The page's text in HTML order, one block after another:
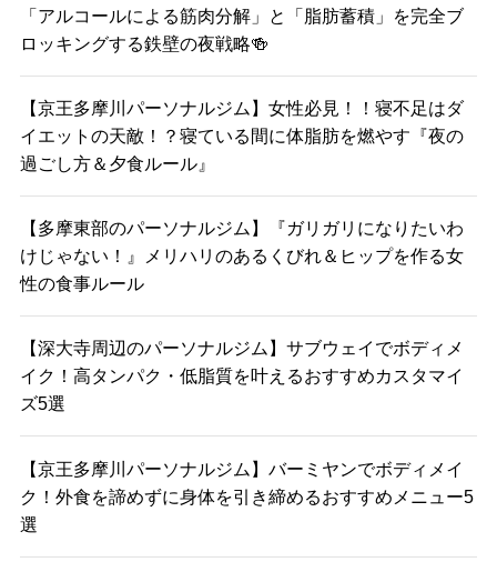
「アルコールによる筋肉分解」と「脂肪蓄積」を完全ブ
ロッキングする鉄壁の夜戦略🍻
【京王多摩川パーソナルジム】女性必見！！寝不足はダ
イエットの天敵！？寝ている間に体脂肪を燃やす『夜の
過ごし方＆夕食ルール』
【多摩東部のパーソナルジム】『ガリガリになりたいわ
けじゃない！』メリハリのあるくびれ＆ヒップを作る女
性の食事ルール
【深大寺周辺のパーソナルジム】サブウェイでボディメ
イク！高タンパク・低脂質を叶えるおすすめカスタマイ
ズ5選
【京王多摩川パーソナルジム】バーミヤンでボディメイ
ク！外食を諦めずに身体を引き締めるおすすめメニュー5
選